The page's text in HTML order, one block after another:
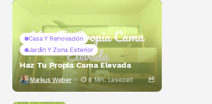
Casa Y Renovación
Jardín Y Zona Exterior
Haz Tu Propia Cama Elevada
Markus Weber 8 Min. Lesezeit